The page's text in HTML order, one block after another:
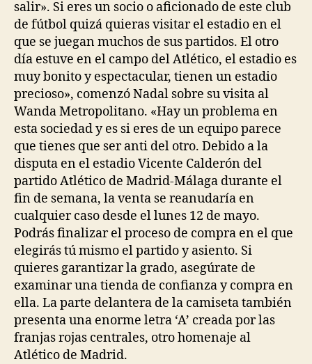
salir». Si eres un socio o aficionado de este club
de fútbol quizá quieras visitar el estadio en el
que se juegan muchos de sus partidos. El otro
día estuve en el campo del Atlético, el estadio es
muy bonito y espectacular, tienen un estadio
precioso», comenzó Nadal sobre su visita al
Wanda Metropolitano. «Hay un problema en
esta sociedad y es si eres de un equipo parece
que tienes que ser anti del otro. Debido a la
disputa en el estadio Vicente Calderón del
partido Atlético de Madrid-Málaga durante el
fin de semana, la venta se reanudaría en
cualquier caso desde el lunes 12 de mayo.
Podrás finalizar el proceso de compra en el que
elegirás tú mismo el partido y asiento. Si
quieres garantizar la grado, asegúrate de
examinar una tienda de confianza y compra en
ella. La parte delantera de la camiseta también
presenta una enorme letra ‘A’ creada por las
franjas rojas centrales, otro homenaje al
Atlético de Madrid.